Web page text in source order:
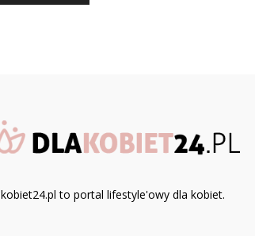
to portal lifestyle'owy dla kobiet.